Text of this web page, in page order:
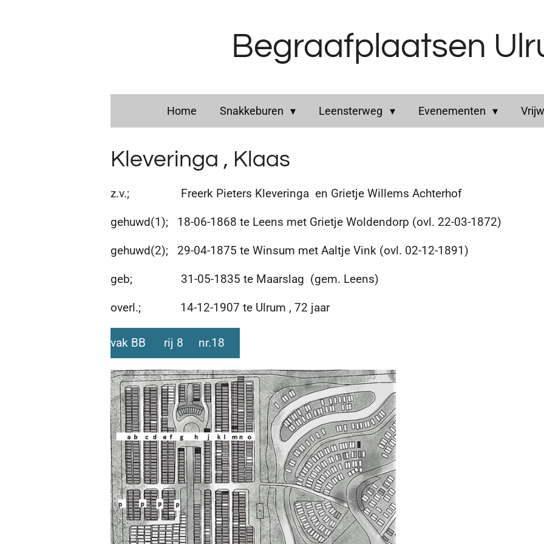
Begraafplaatsen
Home Snakkeburen Leensterweg Evenementen
Kleveringa , Klaas
z.v.; Freerk Pieters Kleveringa en Grietje Willems Achterhof
gehuwd(1); 18-06-1868 te Leens met Grietje Woldendorp (ovl. 22-03-1872)
gehuwd(2); 29-04-1875 te Winsum met Aaltje Vink (ovl. 02-12-1891)
geb; 31-05-1835 te Maarslag (gem. Leens)
overl.; 14-12-1907 te Ulrum , 72 jaar
vak BB rij 8 nr.18